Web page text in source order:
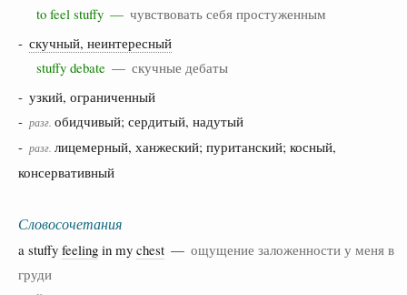
to feel stuffy — чувствовать себя простуженным
- скучный, неинтересный
stuffy debate — скучные дебаты
- узкий, ограниченный
- разг. обидчивый; сердитый, надутый
- разг. лицемерный, ханжеский; пуританский; косный,
консервативный
Словосочетания
a stuffy feeling in my chest — ощущение заложенности у меня в
груди